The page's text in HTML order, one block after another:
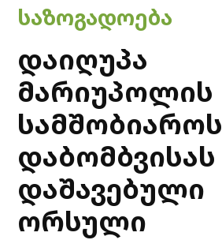
POSTED
ᲡᲐᲖᲝᲒᲐᲓᲝᲔᲑᲐ
დაიღუპა
მარიუპოლის
სამშობიაროს
დაბომბვისას
დაშავებული
ორსული